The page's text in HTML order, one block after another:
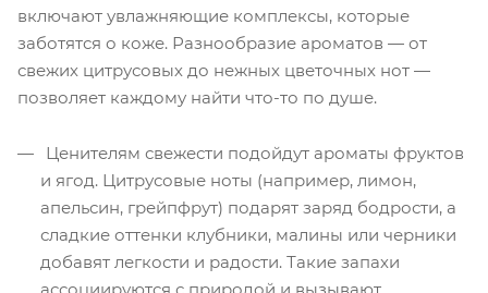
включают увлажняющие комплексы, которые
заботятся о коже. Разнообразие ароматов — от
свежих цитрусовых до нежных цветочных нот —
позволяет каждому найти что-то по душе.
Ценителям свежести подойдут ароматы фруктов
и ягод. Цитрусовые ноты (например, лимон,
апельсин, грейпфрут) подарят заряд бодрости, а
сладкие оттенки клубники, малины или черники
добавят легкости и радости. Такие запахи